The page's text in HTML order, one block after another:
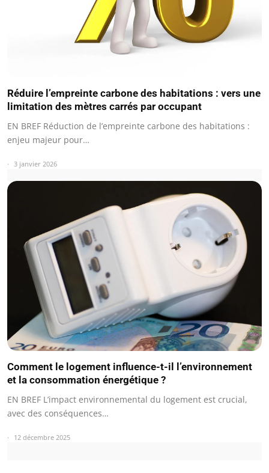
Réduire l’empreinte carbone des habitations : vers une
limitation des mètres carrés par occupant
EN BREF Réduction de l’empreinte carbone des habitations :
enjeu majeur pour…
3 janvier 2026
Comment le logement influence-t-il l’environnement
et la consommation énergétique ?
EN BREF L’impact environnemental du logement est crucial,
avec des conséquences…
12 décembre 2025